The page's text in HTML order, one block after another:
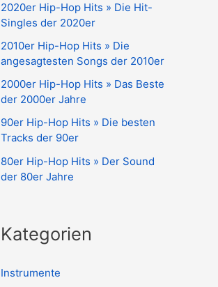
2020er Hip-Hop Hits » Die Hit-
Singles der 2020er
2010er Hip-Hop Hits » Die
angesagtesten Songs der 2010er
2000er Hip-Hop Hits » Das Beste
der 2000er Jahre
90er Hip-Hop Hits » Die besten
Tracks der 90er
80er Hip-Hop Hits » Der Sound
der 80er Jahre
Kategorien
Instrumente